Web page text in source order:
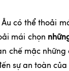
có thể thoải
mái chọn
chế mặc
sự an toàn